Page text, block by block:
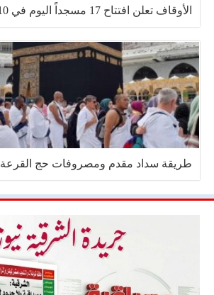
الأوقاف تعلن افتتاح 17 مسجداً اليوم في 10 محافظات
طريقة سداد مقدم ومصروفات حج القرعة 2027